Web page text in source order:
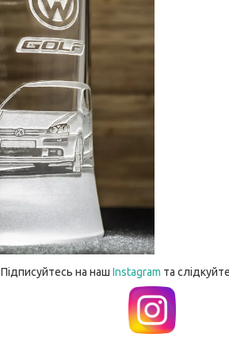
Підписуйтесь на наш Instagram та